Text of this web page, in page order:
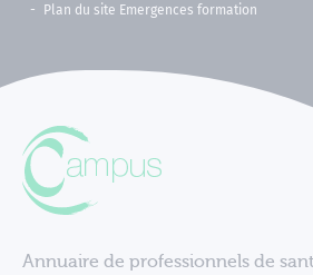
Plan du site Emergences formation
Annuaire de professionnels de